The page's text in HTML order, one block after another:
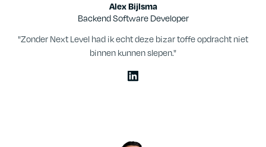
Alex Bijlsma
Backend Software Developer
"Zonder Next Level had ik echt deze bizar toffe opdracht niet
binnen kunnen slepen."